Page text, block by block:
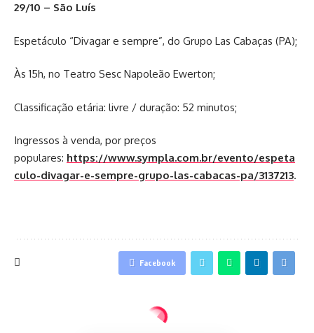
29/10 – São Luís
Espetáculo “Divagar e sempre”, do Grupo Las Cabaças (PA);
Às 15h, no Teatro Sesc Napoleão Ewerton;
Classificação etária: livre / duração: 52 minutos;
Ingressos à venda, por preços
populares: https://www.sympla.com.br/evento/espeta
culo-divagar-e-sempre-grupo-las-cabacas-pa/3137213.
Facebook